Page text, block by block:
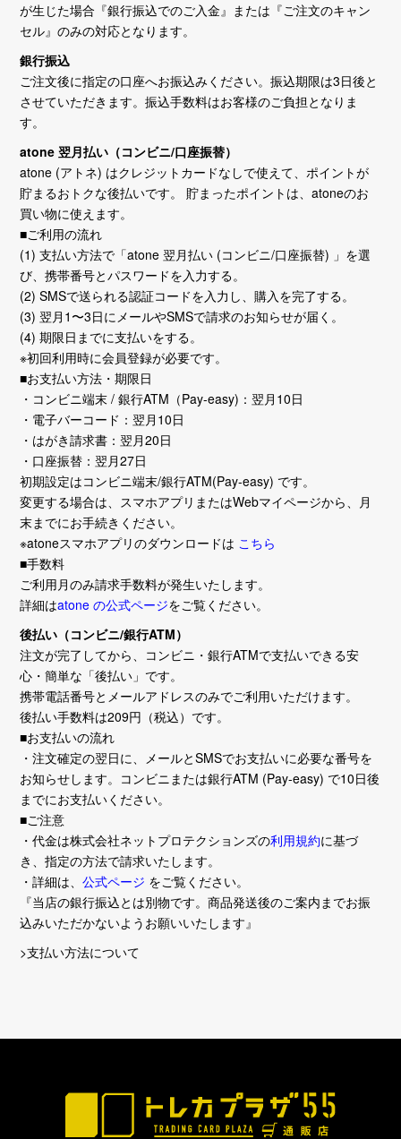
が生じた場合『銀行振込でのご入金』または『ご注文のキャン
セル』のみの対応となります。
銀行振込
ご注文後に指定の口座へお振込みください。振込期限は3日後と
させていただきます。振込手数料はお客様のご負担となりま
す。
atone 翌月払い（コンビニ/口座振替）
atone (アトネ) はクレジットカードなしで使えて、ポイントが
貯まるおトクな後払いです。 貯まったポイントは、atoneのお
買い物に使えます。
■ご利用の流れ
(1) 支払い方法で「atone 翌月払い (コンビニ/口座振替) 」を選
び、携帯番号とパスワードを入力する。
(2) SMSで送られる認証コードを入力し、購入を完了する。
(3) 翌月1〜3日にメールやSMSで請求のお知らせが届く。
(4) 期限日までに支払いをする。
※初回利用時に会員登録が必要です。
■お支払い方法・期限日
・コンビニ端末 / 銀行ATM（Pay-easy)：翌月10日
・電子バーコード：翌月10日
・はがき請求書：翌月20日
・口座振替：翌月27日
初期設定はコンビニ端末/銀行ATM(Pay-easy) です。
変更する場合は、スマホアプリまたはWebマイページから、月
末までにお手続きください。
※atoneスマホアプリのダウンロードは こちら
■手数料
ご利用月のみ請求手数料が発生いたします。
詳細はatone の公式ページをご覧ください。
後払い（コンビニ/銀行ATM）
注文が完了してから、コンビニ・銀行ATMで支払いできる安
心・簡単な「後払い」です。
携帯電話番号とメールアドレスのみでご利用いただけます。
後払い手数料は209円（税込）です。
■お支払いの流れ
・注文確定の翌日に、メールとSMSでお支払いに必要な番号を
お知らせします。コンビニまたは銀行ATM (Pay-easy) で10日後
までにお支払いください。
■ご注意
・代金は株式会社ネットプロテクションズの利用規約に基づ
き、指定の方法で請求いたします。
・詳細は、公式ページ をご覧ください。
『当店の銀行振込とは別物です。商品発送後のご案内までお振
込みいただかないようお願いいたします』
>支払い方法について